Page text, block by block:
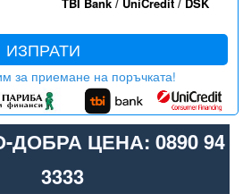
ИЗПРАТИ
за приемане на поръчката!
ЦЕНА: 0890 94
3333